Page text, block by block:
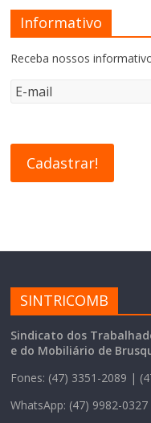
Informativo
Receba nossos
SINTRICOMB
Sindicato dos
e do Mobiliário de
Fones: (47) 3351-2089 |
WhatsApp: (47) 9982-0327